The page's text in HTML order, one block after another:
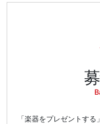
「楽器をプレゼントす